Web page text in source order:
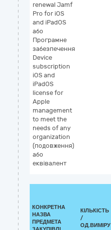
renewal Jamf
Pro for iOS
and iPadOS
або
Програмне
забезпечення
Device
subscription
iOS and
iPadOS
license for
Apple
management
to meet the
needs of any
organization
(подовження)
або
еквівалент
КОНКРЕТНА
НАЗВА
ПРЕДМЕТА
КІЛЬКІСТЬ
/
ОД.ВИМІРУ